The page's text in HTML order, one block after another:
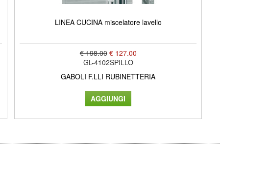
LINEA CUCINA miscelatore lavello
€ 198.00 € 127.00
GL-4102SPILLO
GABOLI F.LLI RUBINETTERIA